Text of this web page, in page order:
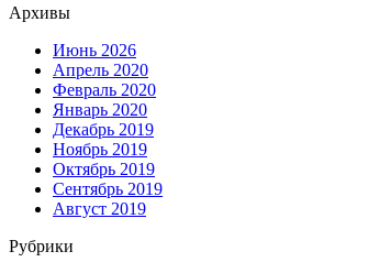
Архивы
Июнь 2026
Апрель 2020
Февраль 2020
Январь 2020
Декабрь 2019
Ноябрь 2019
Октябрь 2019
Сентябрь 2019
Август 2019
Рубрики